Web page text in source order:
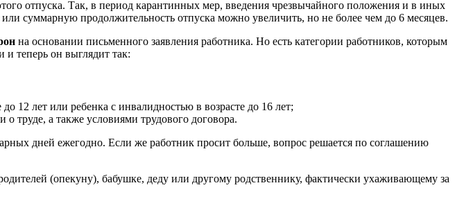
отпуска. Так, в период карантинных мер, введения чрезвычайного положения и в иных
суммарную продолжительность отпуска можно увеличить, но не более чем до 6 месяцев.
на основании письменного заявления работника. Но есть категории работников, которым
и теперь он выглядит так:
12 лет или ребенка с инвалидностью в возрасте до 16 лет;
труде, а также условиями трудового договора.
дней ежегодно. Если же работник просит больше, вопрос решается по соглашению
(опекуну), бабушке, деду или другому родственнику, фактически ухаживающему за